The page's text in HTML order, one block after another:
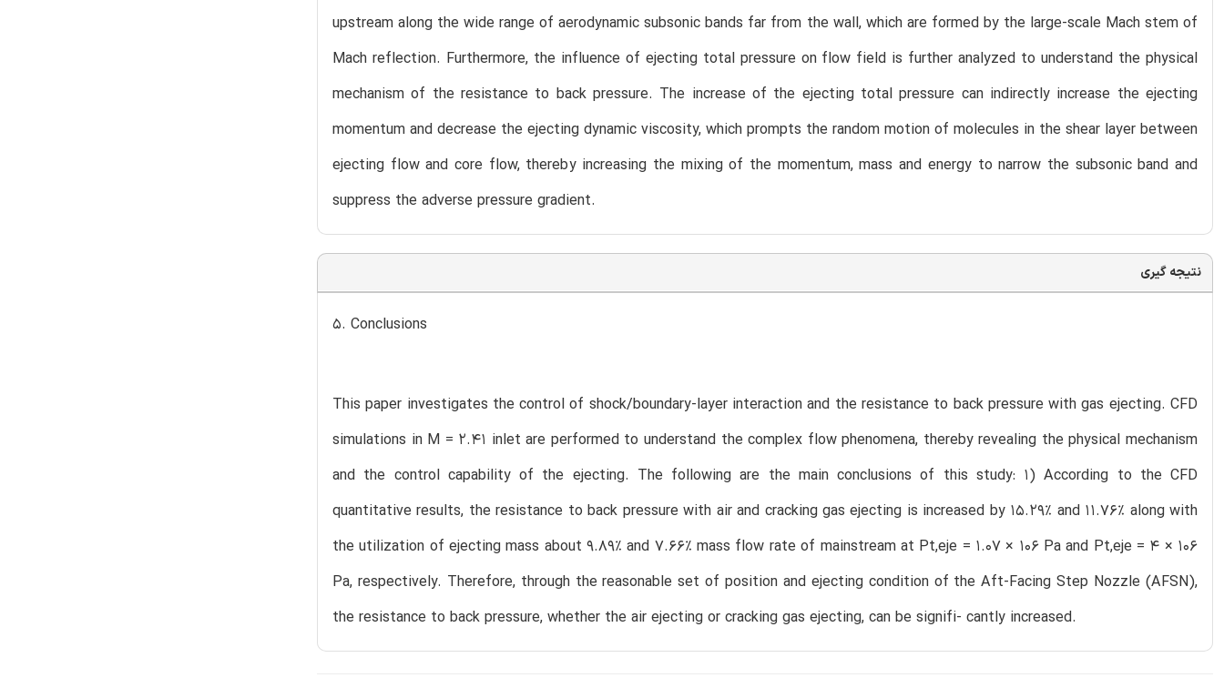
upstream along the wide range of aerodynamic subsonic bands far from the wall, which are formed by the large-scale Mach stem of
Mach reflection. Furthermore, the influence of ejecting total pressure on flow field is further analyzed to understand the physical
mechanism of the resistance to back pressure. The increase of the ejecting total pressure can indirectly increase the ejecting
momentum and decrease the ejecting dynamic viscosity, which prompts the random motion of molecules in the shear layer between
ejecting flow and core flow, thereby increasing the mixing of the momentum, mass and energy to narrow the subsonic band and
suppress the adverse pressure gradient.
نتیجه گیری
5. Conclusions
This paper investigates the control of shock/boundary-layer interaction and the resistance to back pressure with gas ejecting. CFD
simulations in M = 2.41 inlet are performed to understand the complex flow phenomena, thereby revealing the physical mechanism
and the control capability of the ejecting. The following are the main conclusions of this study: 1) According to the CFD
quantitative results, the resistance to back pressure with air and cracking gas ejecting is increased by 15.29% and 11.76% along with
the utilization of ejecting mass about 9.89% and 7.66% mass flow rate of mainstream at Pt,eje = 1.07 × 106 Pa and Pt,eje = 4 × 106
Pa, respectively. Therefore, through the reasonable set of position and ejecting condition of the Aft-Facing Step Nozzle (AFSN),
the resistance to back pressure, whether the air ejecting or cracking gas ejecting, can be signifi- cantly increased.